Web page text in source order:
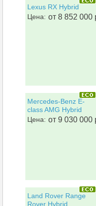
Lexus RX Hybrid
от 8 852 000
Цена:
Mercedes-Benz E-
class AMG Hybrid
от 9 030 000
Цена:
Land Rover Range
Rover Hybrid